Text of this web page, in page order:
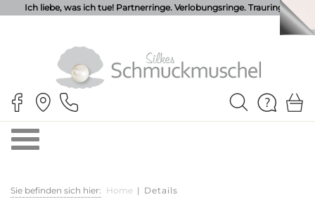
Ich liebe, was ich tue! Partnerringe. Verlobungsringe. Trauringe.
Sie befinden sich hier: Home | Details